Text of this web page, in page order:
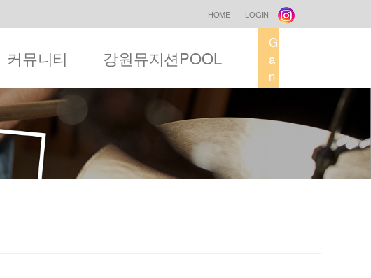
HOME | LOGIN
커뮤니티 강원뮤지션POOL
G
a
n
g
o
u